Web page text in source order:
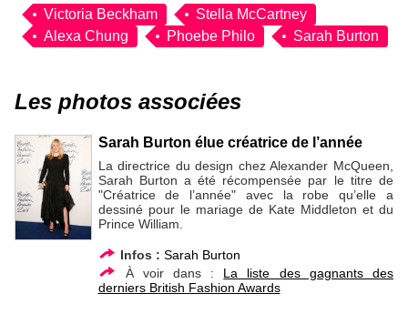
Victoria Beckham
Stella McCartney
Alexa Chung
Phoebe Philo Sarah Burton
Les photos associées
Sarah Burton élue créatrice de l’année
La directrice du design chez Alexander McQueen,
Sarah Burton a été récompensée par le titre de
"Créatrice de l’année" avec la robe qu’elle a
dessiné pour le mariage de Kate Middleton et du
Prince William.
Infos : Sarah Burton
À voir dans : La liste des gagnants des
derniers British Fashion Awards